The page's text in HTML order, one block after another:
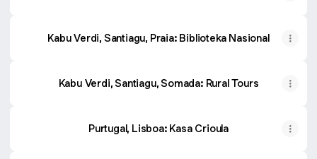
Kabu Verdi, Santiagu, Praia: Biblioteka Nasional
Kabu Verdi, Santiagu, Somada: Rural Tours
Purtugal, Lisboa: Kasa Crioula